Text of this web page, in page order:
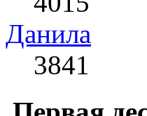
Данила
3841